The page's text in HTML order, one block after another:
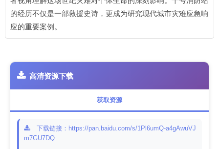
的经历不仅是一部救援史诗，更成为研究现代城市灾难应急响
应的重要案例。
高清资源下载
获取资源
下载链接：https://pan.baidu.com/s/1Pl6umQ-a4gAwuVJ
m7GU7DQ